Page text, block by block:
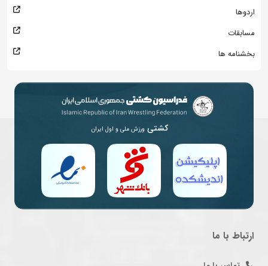
اردوها
مسابقات
بخشنامه ها
کشتی ورزش ملی و اول ایران
ارتباط با ما